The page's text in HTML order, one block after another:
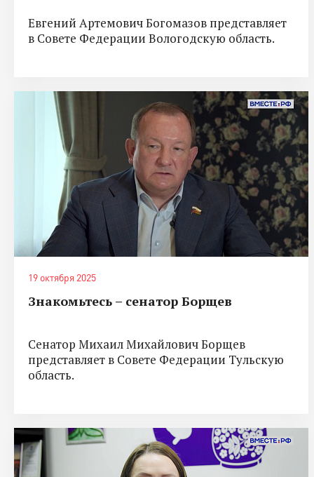
Евгений Артемович Богомазов представляет
в Совете Федерации Вологодскую область.
19 октября 2025
Знакомьтесь – сенатор Борщев
Сенатор Михаил Михайлович Борщев
представляет в Совете Федерации Тульскую
область.